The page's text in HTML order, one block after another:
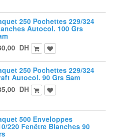
250 Pochettes 229/324
Autocol. 100 Grs
DH
250 Pochettes 229/324
Autocol. 90 Grs Sam
DH
500 Enveloppes
220 Fenêtre Blanches 90